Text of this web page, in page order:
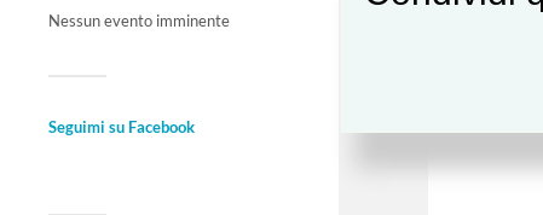
Nessun evento imminente
Seguimi su Facebook